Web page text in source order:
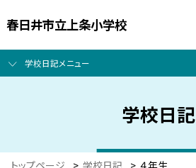
春日井市立上条小学校
学校日記メニュー
学校日記